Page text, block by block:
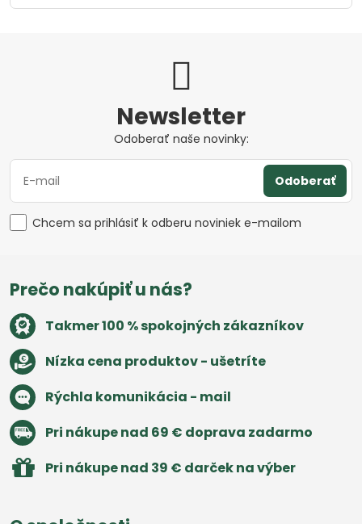
Newsletter
Odoberať naše novinky:
Odoberať
Chcem sa prihlásiť k odberu noviniek e-mailom
Prečo nakúpiť u nás?
Takmer 100 % spokojných zákazníkov
Nízka cena produktov - ušetríte
Rýchla komunikácia - mail
Pri nákupe nad 69 € doprava zadarmo
Pri nákupe nad 39 € darček na výber